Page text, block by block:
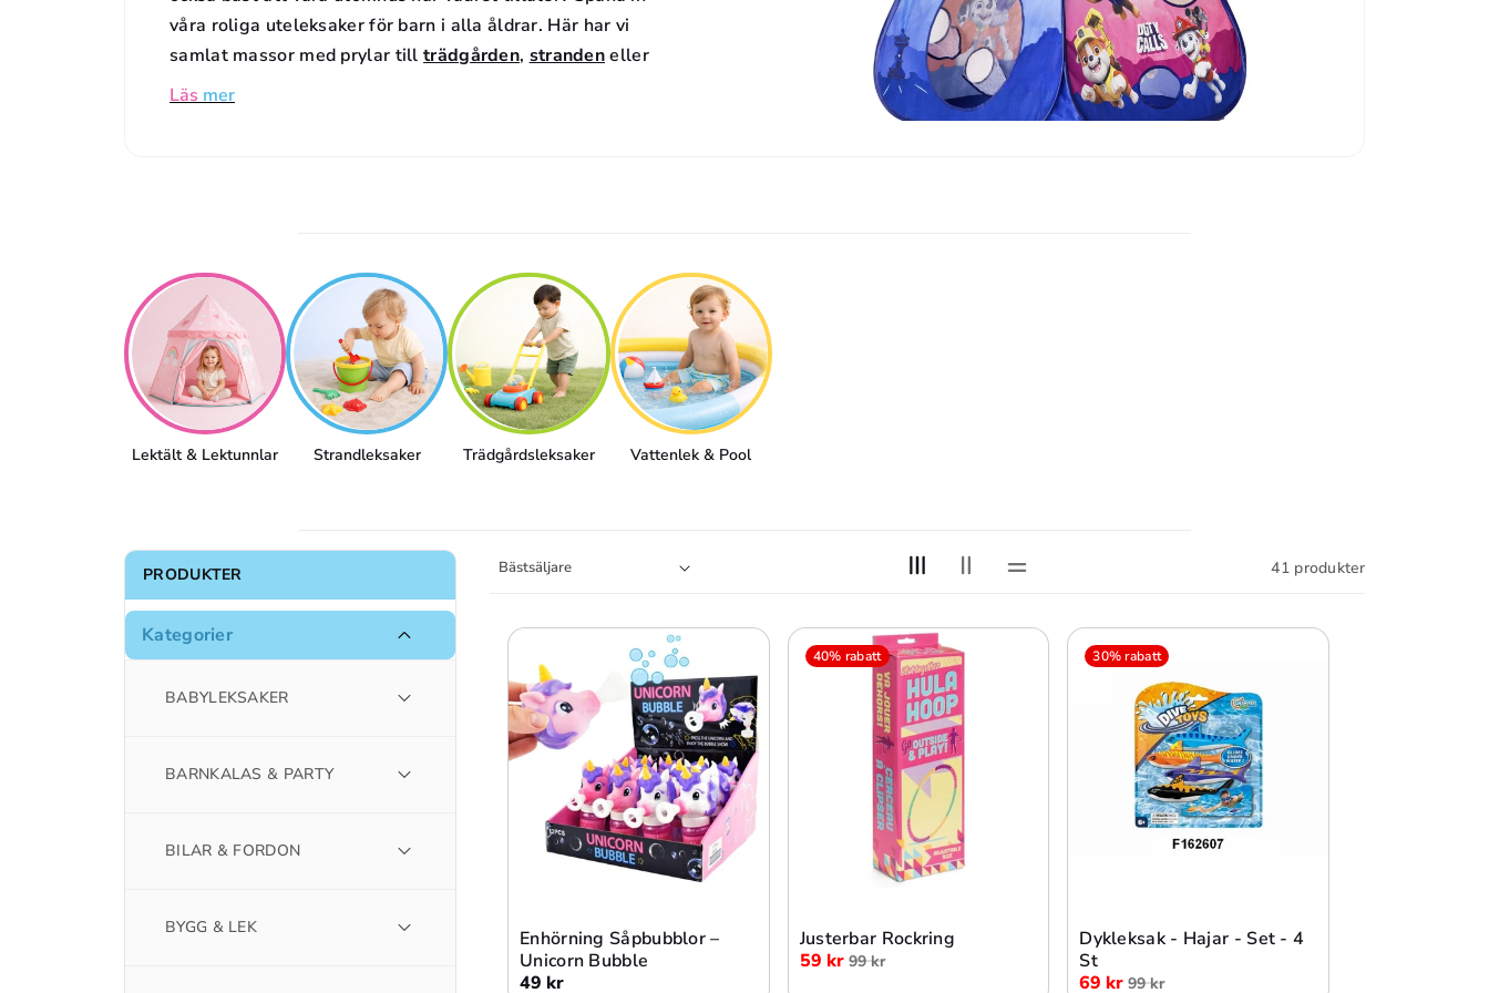
D
U
E
R
I
E
:
våra roliga uteleksaker för barn i alla åldrar. Här har vi
samlat massor med prylar tillträdgården, strandeneller
Läs mer
Lektält & Lektunnlar Strandleksaker Trädgårdsleksaker Vattenlek & Pool
41 produkter
PRODUKTER
Kategorier
BABYLEKSAKER
BARNKALAS & PARTY
BILAR & FORDON
BYGG & LEK
Enhörning Såpbubblor –
Unicorn Bubble
49 kr
Lägg i varukorg
40% rabatt
Justerbar Rockring
59 kr 99 kr
Lägg i varukorg
30% rabatt
Dykleksak - Hajar - Set - 4
St
69 kr 99 kr